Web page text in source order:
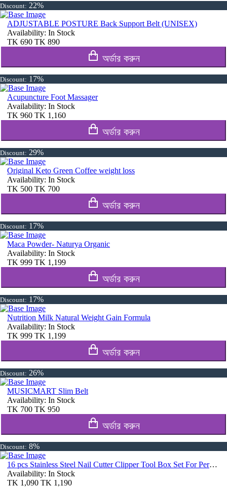
Discount: 22%
ADJUSTABLE POSTURE Back Support Belt (UNISEX)
Availability: In Stock
TK 690 TK 890
অর্ডার করুন
Discount: 17%
Acupuncture Foot Massager
Availability: In Stock
TK 960 TK 1,160
অর্ডার করুন
Discount: 29%
Original Keto Green Coffee weight loss
Availability: In Stock
TK 500 TK 700
অর্ডার করুন
Discount: 17%
Maca Powder- Naturya Organic
Availability: In Stock
TK 999 TK 1,199
অর্ডার করুন
Discount: 17%
Nutrition Milk Natural Weight Gain Formula
Availability: In Stock
TK 999 TK 1,199
অর্ডার করুন
Discount: 26%
MUSICMART Slim Belt
Availability: In Stock
TK 700 TK 950
অর্ডার করুন
Discount: 8%
16 pcs Stainless Steel Nail Cutter Clipper Tool Box Set For Personal Care Manicure Set
Availability: In Stock
TK 1,090 TK 1,190